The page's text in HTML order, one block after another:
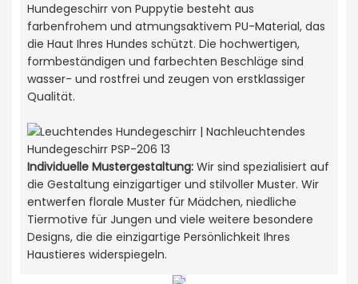
Hundegeschirr von Puppytie besteht aus
farbenfrohem und atmungsaktivem PU-Material, das
die Haut Ihres Hundes schützt. Die hochwertigen,
formbeständigen und farbechten Beschläge sind
wasser- und rostfrei und zeugen von erstklassiger
Qualität.
Individuelle Mustergestaltung:Wir sind spezialisiert auf
die Gestaltung einzigartiger und stilvoller Muster. Wir
entwerfen florale Muster für Mädchen, niedliche
Tiermotive für Jungen und viele weitere besondere
Designs, die die einzigartige Persönlichkeit Ihres
Haustieres widerspiegeln.